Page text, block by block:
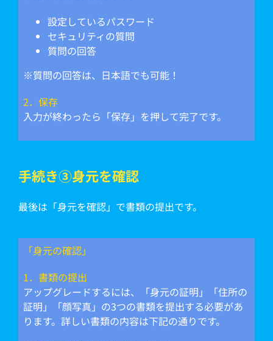
設定しているパスワード
セキュリティの質問
質問の回答
※質問の回答は、日本語でも可能！
2．保存
入力が終わったら「保存」を押して完了です。
手続き➂身元を確認
最後は「身元を確認」で書類の提出です。
「身元の確認」
1．書類の提出
アップグレードするには、「身元の証明」「住所の
証明」「顔写真」の3つの書類を提出する必要があ
ります。詳しい書類の内容は下記の通りです。